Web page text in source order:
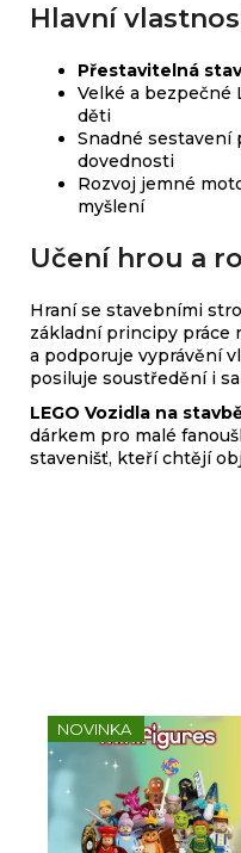
Hlavní
Přestavitelná
Velké a bezpečné
děti
Snadné
dovednosti
Rozvoj jemné
myšlení
Učení hrou a
Hraní se stavebními
základní principy práce
a podporuje vyprávění
posiluje soustředění i
LEGO Vozidla na
dárkem pro malé
stavenišť, kteří chtějí
NOVINKA